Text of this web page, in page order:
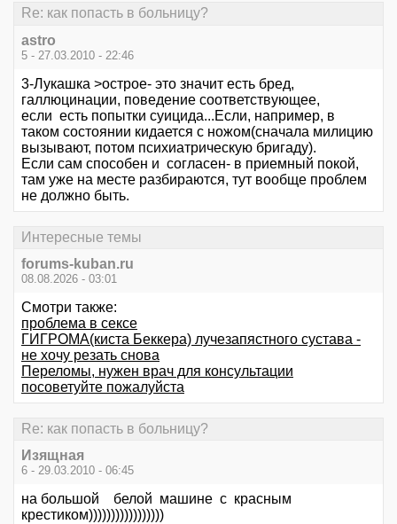
Re: как попасть в больницу?
astro
5 - 27.03.2010 - 22:46
3-Лукашка >острое- это значит есть бред,
галлюцинации, поведение соответствующее,
если есть попытки суицида...Если, например, в
таком состоянии кидается с ножом(сначала милицию
вызывают, потом психиатрическую бригаду).
Если сам способен и согласен- в приемный покой,
там уже на месте разбираются, тут вообще проблем
не должно быть.
Интересные темы
forums-kuban.ru
08.08.2026 - 03:01
Смотри также:
проблема в сексе
ГИГРОМА(киста Беккера) лучезапястного сустава -
не хочу резать снова
Переломы, нужен врач для консультации
посоветуйте пожалуйста
Re: как попасть в больницу?
Изящная
6 - 29.03.2010 - 06:45
на большой белой машине с красным
крестиком)))))))))))))))))